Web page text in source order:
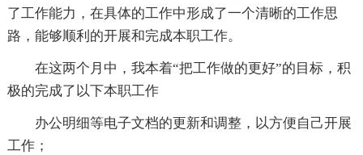
了工作能力，在具体的工作中形成了一个清晰的工作思
路，能够顺利的开展和完成本职工作。
在这两个月中，我本着“把工作做的更好”的目标，积
极的完成了以下本职工作
办公明细等电子文档的更新和调整，以方便自己开展
工作；